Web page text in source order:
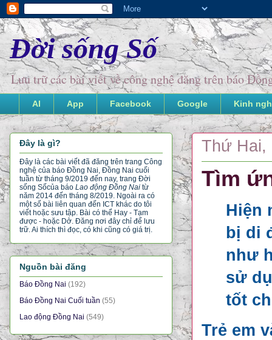
Đời sống Số
Lưu trữ các bài viết về công nghệ đăng trên báo
AI App Facebook Google Kinh
Thứ Hai,
Tìm
Hiện
bị di
như
sử
tốt
Trẻ em
Đây là gì?
Đây là các bài viết đã đăng trên trang Công
nghệ của báo Đồng Nai, Đồng Nai cuối
tuần từ tháng 9/2019 đến nay, trang Đời
sống Sốcủa báo Lao động Đồng Nai từ
năm 2014 đến tháng 8/2019. Ngoài ra có
một số bài liên quan đến ICT khác do tôi
viết hoặc sưu tập. Bài có thể Hay - Tạm
được - hoặc Dở. Đăng nơi đây chỉ để lưu
trữ. Ai thích thì đọc, có khi cũng có giá trị.
Nguồn bài đăng
Báo Đồng Nai (192)
Báo Đồng Nai Cuối tuần (55)
Lao động Đồng Nai (549)